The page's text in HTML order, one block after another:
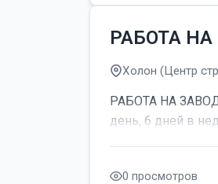
РАБОТА
Холон (Центр
РАБОТА НА
день, 6 дней в
0 просмотров